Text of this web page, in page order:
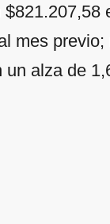
mes previo;
un alza de